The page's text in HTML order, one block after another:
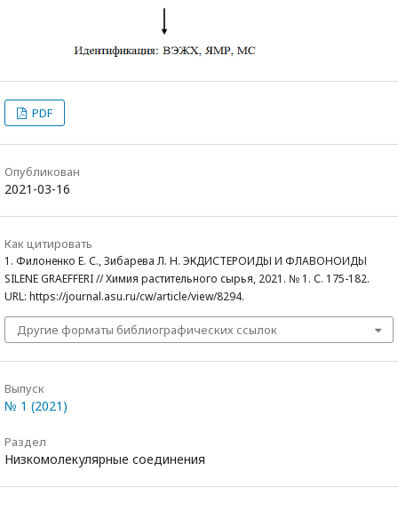
PDF
Опубликован
2021-03-16
Как цитировать
1. Филоненко Е. С., Зибарева Л. Н. ЭКДИСТЕРОИДЫ И ФЛАВОНОИДЫ
SILENE GRAEFFERI // Химия растительного сырья, 2021. № 1. С. 175-182.
URL: https://journal.asu.ru/cw/article/view/8294.
Другие форматы библиографических ссылок
Выпуск
№ 1 (2021)
Раздел
Низкомолекулярные соединения